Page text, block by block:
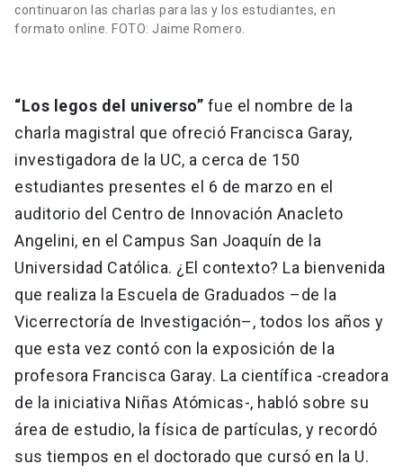
continuaron las charlas para las y los estudiantes, en
formato online. FOTO: Jaime Romero.
“Los legos del universo” fue el nombre de la
charla magistral que ofreció Francisca Garay,
investigadora de la UC, a cerca de 150
estudiantes presentes el 6 de marzo en el
auditorio del Centro de Innovación Anacleto
Angelini, en el Campus San Joaquín de la
Universidad Católica. ¿El contexto? La bienvenida
que realiza la Escuela de Graduados –de la
Vicerrectoría de Investigación–, todos los años y
que esta vez contó con la exposición de la
profesora Francisca Garay. La científica -creadora
de la iniciativa Niñas Atómicas-, habló sobre su
área de estudio, la física de partículas, y recordó
sus tiempos en el doctorado que cursó en la U.